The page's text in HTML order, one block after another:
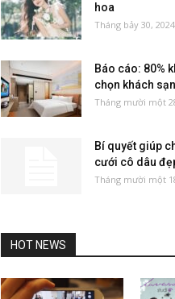
hoa
Tháng bảy 30, 2024
Báo cáo: 80%
chọn khách
Tháng mười một
Bí quyết giúp
cưới cô dâu
Tháng mười một
HOT NEWS